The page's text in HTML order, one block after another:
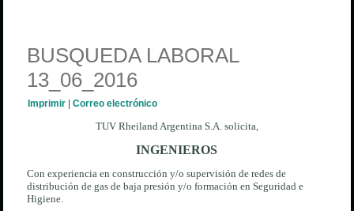
BUSQUEDA LABORAL
13_06_2016
Imprimir |Correo electrónico
TUV Rheiland Argentina S.A. solicita,
INGENIEROS
Con experiencia en construcción y/o supervisión de redes de
distribución de gas de baja presión y/o formación en Seguridad e
Higiene.